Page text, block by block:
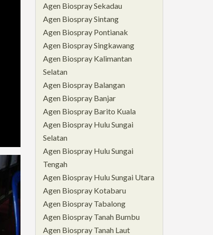
Agen Biospray Sekadau
Agen Biospray Sintang
Agen Biospray Pontianak
Agen Biospray Singkawang
Agen Biospray Kalimantan
Selatan
Agen Biospray Balangan
Agen Biospray Banjar
Agen Biospray Barito Kuala
Agen Biospray Hulu Sungai
Selatan
Agen Biospray Hulu Sungai
Tengah
Agen Biospray Hulu Sungai Utara
Agen Biospray Kotabaru
Agen Biospray Tabalong
Agen Biospray Tanah Bumbu
Agen Biospray Tanah Laut